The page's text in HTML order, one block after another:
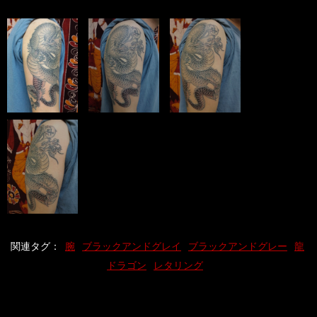
関連タグ： 腕 ブラックアンドグレイ ブラックアンドグレー
龍
ドラゴン
レタリング